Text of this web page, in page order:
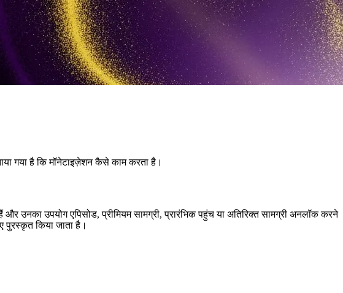
गया है कि मॉनेटाइज़ेशन कैसे काम करता है।
उपयोग एपिसोड, प्रीमियम सामग्री, प्रारंभिक पहुंच या अतिरिक्त सामग्री अनलॉक करने
किया जाता है।